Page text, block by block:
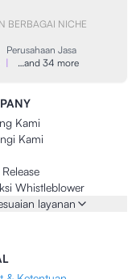
BERBAGAI NICHE
Perusahaan Jasa
| …and 34 more
Kami
Kami
Whistleblower
layanan